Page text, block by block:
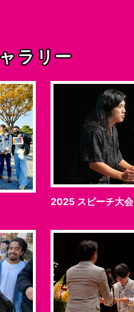
ラリー
2025 スピーチ大会